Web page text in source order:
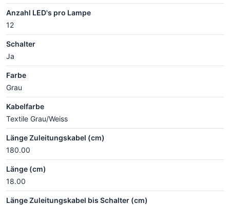
Anzahl LED's pro Lampe
12
Schalter
Ja
Farbe
Grau
Kabelfarbe
Textile Grau/Weiss
Länge Zuleitungskabel (cm)
180.00
Länge (cm)
18.00
Länge Zuleitungskabel bis Schalter (cm)